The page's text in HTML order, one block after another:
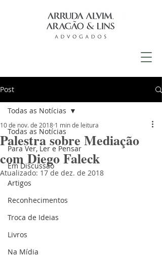
Post
Todas as Notícias
Para Ver, Ler e Pensar
Em Discussão
Artigos
Reconhecimentos
Troca de Ideias
Livros
Na Mídia
Todas as Notícias
Palestra sobre Mediação
com Diego Faleck
10 de nov. de 2018 1 min de leitura
Atualizado: 17 de dez. de 2018